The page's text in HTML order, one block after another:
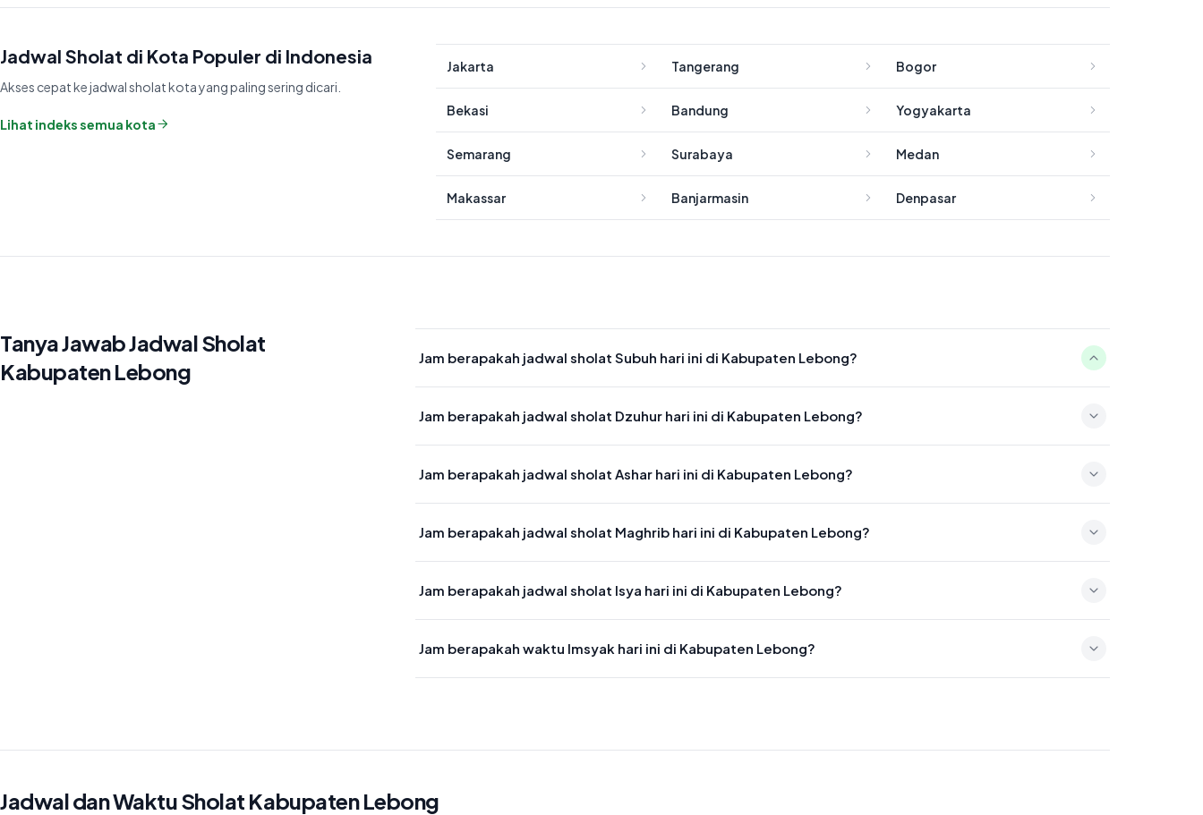
Jadwal Sholat di Kota Populer di Indonesia
Akses cepat ke jadwal sholat kota yang paling sering dicari.
Lihat indeks semua kota
Jakarta Tangerang Bogor
Bekasi Bandung Yogyakarta
Semarang Surabaya Medan
Makassar Banjarmasin Denpasar
Tanya Jawab Jadwal Sholat
Kabupaten Lebong
Jam berapakah jadwal sholat Subuh hari ini di Kabupaten Lebong?
Jam berapakah jadwal sholat Dzuhur hari ini di Kabupaten Lebong?
Jam berapakah jadwal sholat Ashar hari ini di Kabupaten Lebong?
Jam berapakah jadwal sholat Maghrib hari ini di Kabupaten Lebong?
Jam berapakah jadwal sholat Isya hari ini di Kabupaten Lebong?
Jam berapakah waktu Imsyak hari ini di Kabupaten Lebong?
Jadwal dan Waktu Sholat Kabupaten Lebong